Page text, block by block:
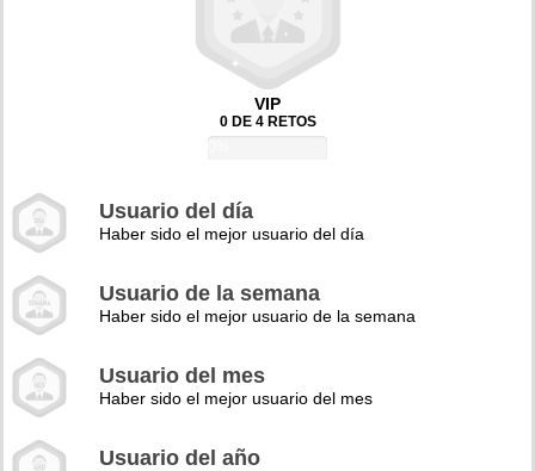
VIP
0 DE 4 RETOS
Usuario del día
Haber sido el mejor usuario del día
Usuario de la semana
Haber sido el mejor usuario de la semana
Usuario del mes
Haber sido el mejor usuario del mes
Usuario del año